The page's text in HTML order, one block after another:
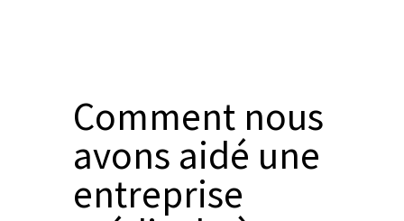
Comment nous
avons aidé une
entreprise